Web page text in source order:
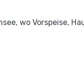
wo Vorspeise,